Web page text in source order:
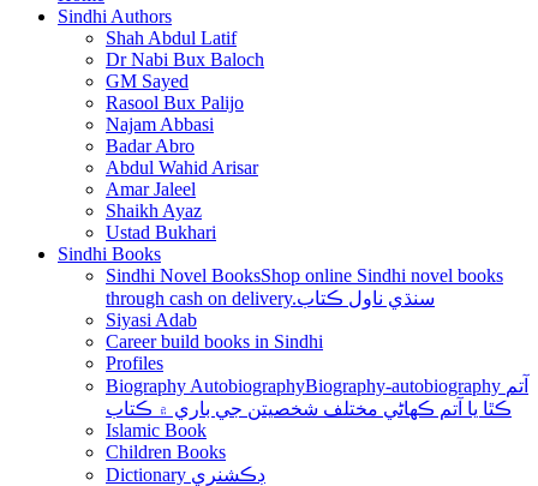
Sindhi Authors
Shah Abdul Latif
Dr Nabi Bux Baloch
GM Sayed
Rasool Bux Palijo
Najam Abbasi
Badar Abro
Abdul Wahid Arisar
Amar Jaleel
Shaikh Ayaz
Ustad Bukhari
Sindhi Books
Sindhi Novel BooksShop online Sindhi novel books
through cash on delivery.سنڌي ناول ڪتاب
Siyasi Adab
Career build books in Sindhi
Profiles
Biography AutobiographyBiography-autobiography آتم
ڪٿا يا آتم ڪھاڻي مختلف شخصيتن جي باري ۾ ڪتاب
Islamic Book
Children Books
Dictionary ڊڪشنري